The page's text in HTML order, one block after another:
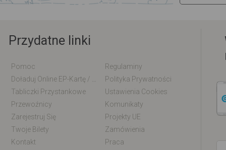
Przydatne linki
Pomoc
Regulaminy
Polityka Prywatności
Tabliczki Przystankowe
Ustawienia Cookies
Przewoźnicy
Komunikaty
Zarejestruj Się
Projekty UE
Twoje Bilety
Zamówienia
Kontakt
Praca